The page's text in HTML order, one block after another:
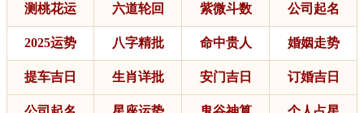
测桃花运 六道轮回 紫微斗数 公司起名
2025运势 八字精批 命中贵人 婚姻走势
提车吉日 生肖详批 安门吉日 订婚吉日